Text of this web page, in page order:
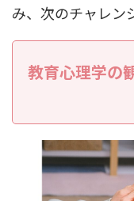
み、次のチャレン
教育心理学の